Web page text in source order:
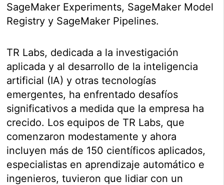
SageMaker Experiments, SageMaker Model
Registry y SageMaker Pipelines.
TR Labs, dedicada a la investigación
aplicada y al desarrollo de la inteligencia
artificial (IA) y otras tecnologías
emergentes, ha enfrentado desafíos
significativos a medida que la empresa ha
crecido. Los equipos de TR Labs, que
comenzaron modestamente y ahora
incluyen más de 150 científicos aplicados,
especialistas en aprendizaje automático e
ingenieros, tuvieron que lidiar con un